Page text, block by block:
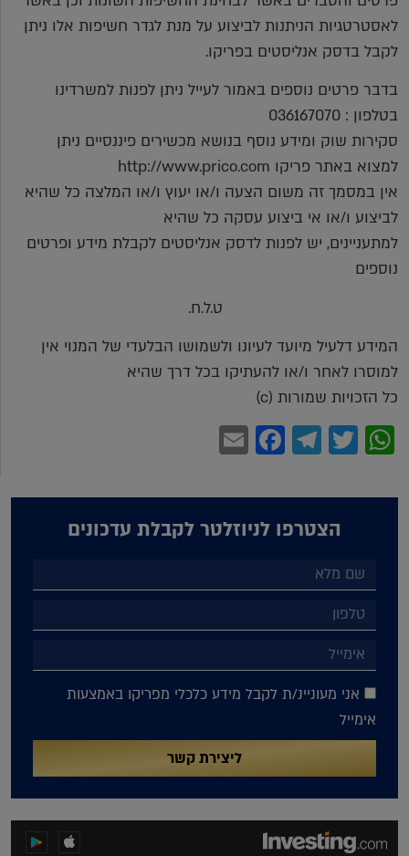
לאסטרטגיות הניתנות לביצוע על מנת לגדר חשיפות אלו ניתן
לקבל בדסק אנליסטים בפריקו.
בדבר פרטים נוספים באמור לעייל ניתן לפנות למשרדינו
בטלפון : 036167070
סקירות שוק ומידע נוסף בנושא מכשירים פיננסיים ניתן
למצוא באתר פריקו http://www.prico.com
אין במסמך זה משום הצעה ו/או יעוץ ו/או המלצה כל שהיא
לביצוע ו/או אי ביצוע עסקה כל שהיא
למתעניינים, יש לפנות לדסק אנליסטים לקבלת מידע ופרטים
נוספים
ט.ל.ח.
המידע דלעיל מיועד לעיונו ולשמושו הבלעדי של המנוי אין
למוסרו לאחר ו/או להעתיקו בכל דרך שהיא
כל הזכויות שמורות (c)
WhatsApp
Twitter
Telegram
Facebook
הצטרפו לניוזלטר לקבלת עדכונים
אני מעוניינ/ת לקבל מידע כלכלי מפריקו באמצעות
אימייל
ליצירת קשר